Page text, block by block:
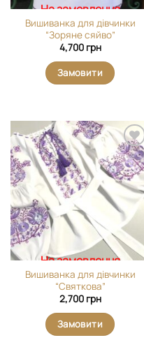
На замовлення
Вишиванка для дівчинки
“Зоряне сяйво”
4,700 грн
Замовити
Додати
виріб у
вибране
На замовлення
Вишиванка для дівчинки
“Святкова”
2,700 грн
Замовити